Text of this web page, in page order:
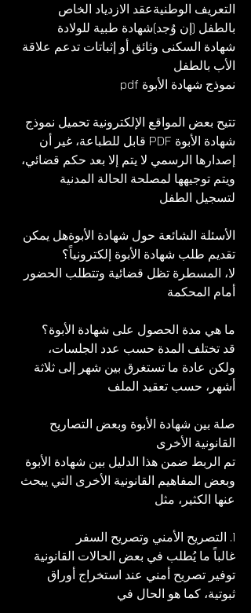
التعريف الوطنيةعقد الازدياد الخاص
بالطفل (إن وُجد)شهادة طبية للولادة
شهادة السكنى وثائق أو إثباتات تدعم علاقة
الأب بالطفل
نموذج شهادة الأبوة pdf
تتيح بعض المواقع الإلكترونية تحميل نموذج
شهادة الأبوة PDF قابل للطباعة، غير أن
إصدارها الرسمي لا يتم إلا بعد حكم قضائي،
ويتم توجيهها لمصلحة الحالة المدنية
لتسجيل الطفل
الأسئلة الشائعة حول شهادة الأبوةهل يمكن
تقديم طلب شهادة الأبوة إلكترونياً؟
لا، المسطرة تظل قضائية وتتطلب الحضور
أمام المحكمة
ما هي مدة الحصول على شهادة الأبوة؟
قد تختلف المدة حسب عدد الجلسات،
ولكن عادة ما تستغرق بين شهر إلى ثلاثة
أشهر، حسب تعقيد الملف
صلة بين شهادة الأبوة وبعض التصاريح
القانونية الأخرى
تم الربط ضمن هذا الدليل بين شهادة الأبوة
وبعض المفاهيم القانونية الأخرى التي يبحث
عنها الكثير، مثل
1. التصريح الأمني وتصريح السفر
غالباً ما يُطلب في بعض الحالات القانونية
توفير تصريح أمني عند استخراج أوراق
ثبوتية، كما هو الحال في